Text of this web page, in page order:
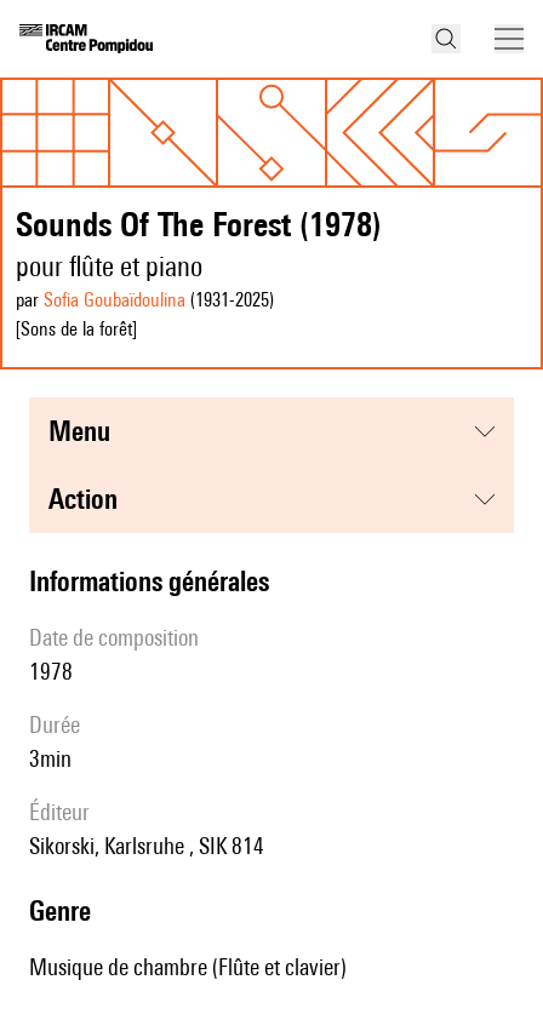
Sounds Of The Forest (1978)
pour flûte et piano
par Sofia Goubaïdoulina (1931-2025)
[Sons de la forêt]
menu
action
informations générales
date de composition
1978
durée
3min
éditeur
Sikorski, Karlsruhe , SIK 814
genre
Musique de chambre (Flûte et clavier)